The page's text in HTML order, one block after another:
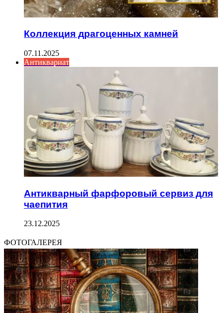
Коллекция драгоценных камней
07.11.2025
Антиквариат
Антикварный фарфоровый сервиз для
чаепития
23.12.2025
ФОТОГАЛЕРЕЯ